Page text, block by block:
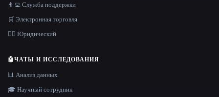
👨‍💻 Служба поддержки
🛒 Электронная торговля
👩‍⚖️ Юридический
🤖ЧАТЫ И ИССЛЕДОВАНИЯ
📊 Анализ данных
🎓 Научный сотрудник